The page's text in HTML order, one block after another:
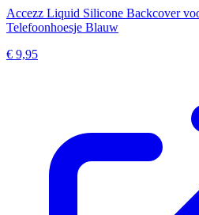
Accezz Liquid Silicone Backcover
Telefoonhoesje Blauw
€ 9,95